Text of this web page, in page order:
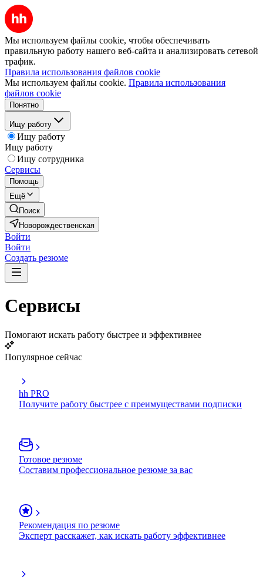
Мы используем файлы cookie, чтобы обеспечивать
правильную работу нашего веб-сайта и анализировать сетевой
трафик.
Правила использования файлов cookie
Мы используем файлы cookie. Правила использования
файлов cookie
Понятно
Ищу работу
Ищу работу
Ищу работу
Ищу сотрудника
Сервисы
Помощь
Ещё
Поиск
Новорождественская
Войти
Войти
Создать резюме
Сервисы
Помогают искать работу быстрее и эффективнее
Популярное сейчас
hh PRO
Получите работу быстрее с преимуществами подписки
Готовое резюме
Составим профессиональное резюме за вас
Рекомендация по резюме
Эксперт расскажет, как искать работу эффективнее